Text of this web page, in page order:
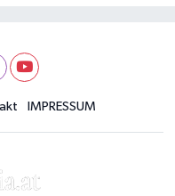
IMPRESSUM